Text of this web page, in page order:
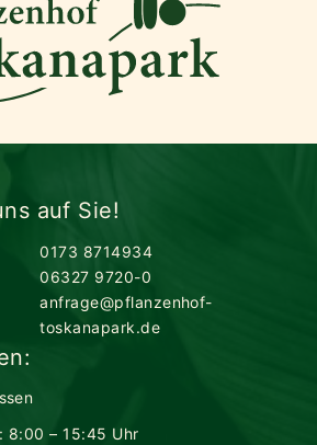
auf Sie!
0173 8714934
06327 9720-0
anfrage@pflanzenhof-
toskanapark.de
8:00 – 15:45 Uhr